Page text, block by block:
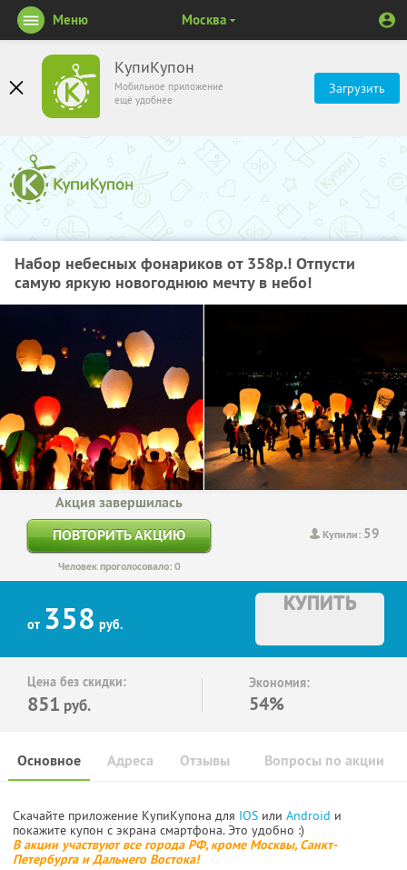
КупиКупон
Мобильное приложение
ещё удобнее
Загрузить
Меню Москва
Набор небесных фонариков от 358р.! Отпусти
самую яркую новогоднюю мечту в небо!
Купили: 59
Акция завершилась
ПОВТОРИТЬ АКЦИЮ
Человек проголосовало: 0
от 358 руб.
КУПИТЬ
Цена без скидки:
851 руб.
Экономия:
54%
Основное Отзывы Вопросы по акции
Адреса
Скачайте приложение КупиКупона для IOS или Android и
покажите купон с экрана смартфона. Это удобно :)
В акции участвуют все города РФ, кроме Москвы, Санкт-
Петербурга и Дальнего Востока!